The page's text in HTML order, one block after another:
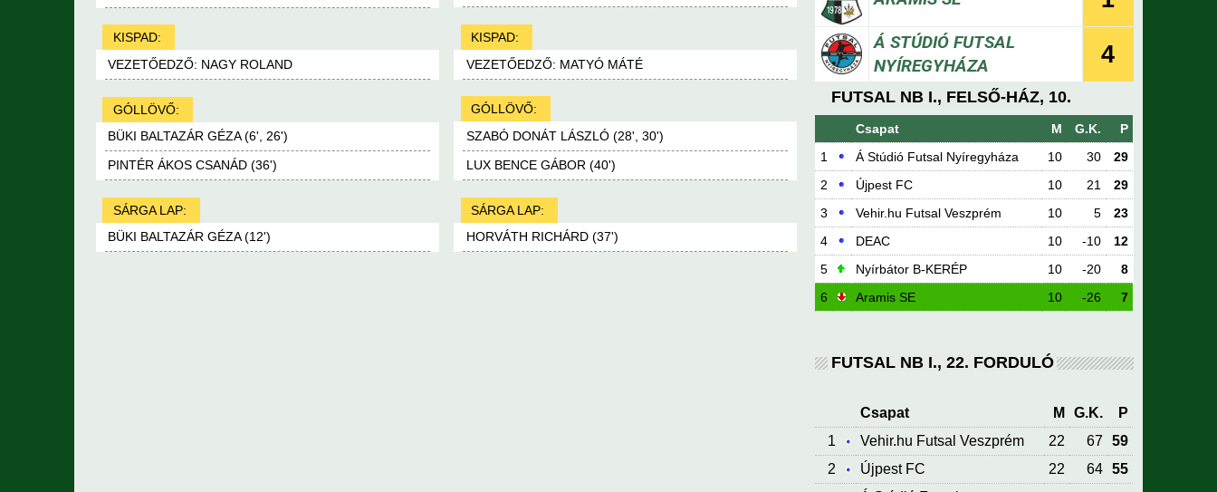
KISPAD:
VEZETŐEDZŐ: NAGY ROLAND
GÓLLÖVŐ:
BÜKI BALTAZÁR GÉZA (6', 26')
PINTÉR ÁKOS CSANÁD (36')
SÁRGA LAP:
BÜKI BALTAZÁR GÉZA (12')
KISPAD:
VEZETŐEDZŐ: MATYÓ MÁTÉ
GÓLLÖVŐ:
SZABÓ DONÁT LÁSZLÓ (28', 30')
LUX BENCE GÁBOR (40')
SÁRGA LAP:
HORVÁTH RICHÁRD (37')
Á STÚDIÓ FUTSAL
NYÍREGYHÁZA
4
FUTSAL NB I., FELSŐ-HÁZ, 10.
Csapat M G.K.
P
1
Á Stúdió Futsal Nyíregyháza 10 30
29
2
Újpest FC 10 21
29
3
Vehir.hu Futsal Veszprém 10 5
23
4
DEAC 10 -10
12
5
Nyírbátor B-KERÉP 10 -20
8
6
Aramis SE 10 -26 7
FUTSAL NB I., 22. FORDULÓ
Csapat M G.K.
P
1
Vehir.hu Futsal Veszprém 22 67
59
2
Újpest FC 22 64 55